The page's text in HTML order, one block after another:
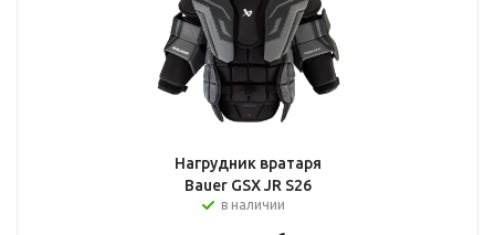
Нагрудник вратаря
Bauer GSX JR S26
в наличии